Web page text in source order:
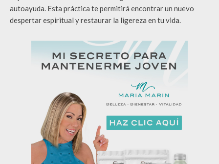
autoayuda. Esta práctica te permitirá encontrar un nuevo
despertar espiritual y restaurar la ligereza en tu vida.